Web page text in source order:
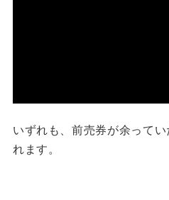
いずれも、前売券が余って
れます。